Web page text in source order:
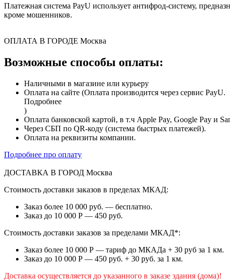
Платежная система PayU использует антифрод-систему,
кроме мошенников.
ОПЛАТА В ГОРОДЕ Москва
Возможные способы оплаты:
Наличными в магазине или курьеру
Оплата на сайте (Оплата производится через сервис PayU.
Подробнее
)
Оплата банковской картой, в т.ч Apple Pay, Google Pay и
Через СБП по QR-коду (система быстрых платежей).
Оплата на реквизиты компании.
Подробнее про оплату
ДОСТАВКА В ГОРОД Москва
Стоимость доставки заказов в пределах МКАД:
Заказ более 10 000 руб. — бесплатно.
Заказ до 10 000 Р — 450 руб.
Стоимость доставки заказов за пределами МКАД*:
Заказ более 10 000 Р — тариф до МКАДа + 30 руб за 1 км.
Заказ до 10 000 Р — 450 руб. + 30 руб. за 1 км.
Доставка осуществляется до указанного в заказе здания (дома)!